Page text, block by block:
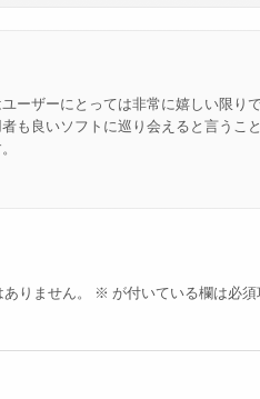
ーザーにとっては非常に嬉しい限りで
も良いソフトに巡り会えると言うこ
りません。 ※ が付いている欄は必須